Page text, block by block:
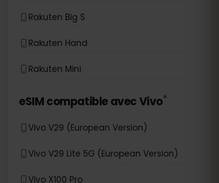
Rakuten Big S
Rakuten Hand
Rakuten Mini
eSIM compatible avecVivo*
Vivo V29 (European Version)
Vivo V29 Lite 5G (European Version)
Vivo X100 Pro